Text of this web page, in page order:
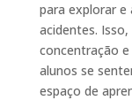
para explorar
acidentes.
concentração
alunos se
espaço de